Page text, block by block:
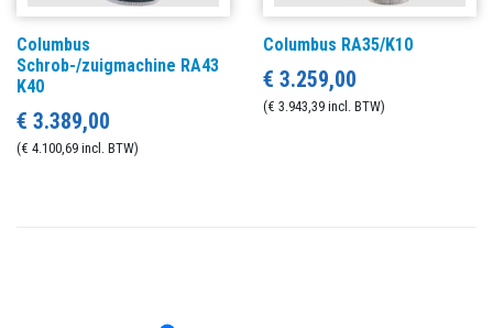
Columbus
Schrob-/zuigmachine RA43
K40
€ 3.389,00
(€ 4.100,69 incl. BTW)
Columbus RA35/K10
€ 3.259,00
(€ 3.943,39 incl. BTW)